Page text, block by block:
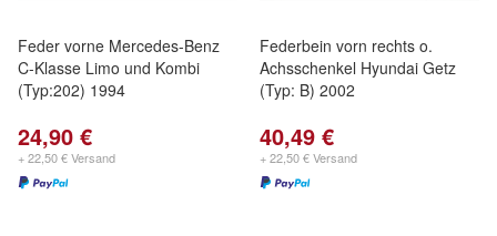
Feder vorne Mercedes-Benz
C-Klasse Limo und Kombi
(Typ:202) 1994
24,90 €
+ 22,50 € Versand
Federbein vorn rechts o.
Achsschenkel Hyundai Getz
(Typ: B) 2002
40,49 €
+ 22,50 € Versand